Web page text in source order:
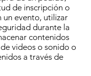
de inscripción o
un evento, utilizar
durante la
contenidos
videos o sonido o
a través de